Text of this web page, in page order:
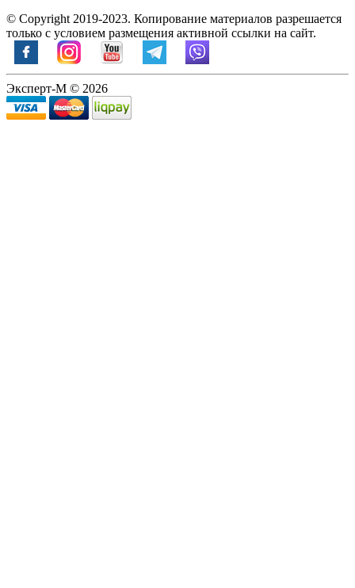
© Copyright 2019-2023. Копирование материалов разрешается
только с условием размещения активной ссылки на сайт.
Эксперт-М © 2026